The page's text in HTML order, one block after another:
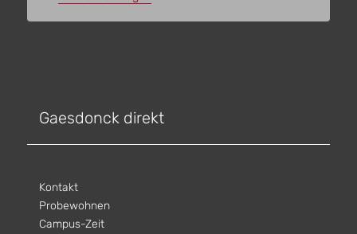
Gaesdonck direkt
Kontakt
Probewohnen
Campus-Zeit